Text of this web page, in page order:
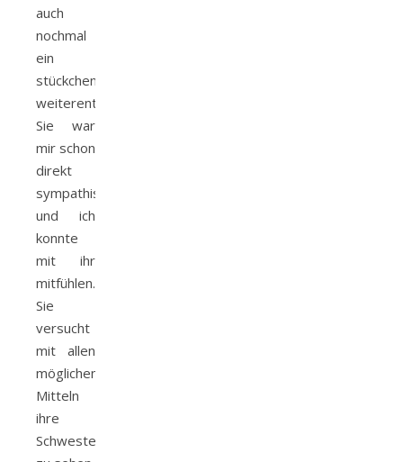
auch
nochmal
ein
stückchen
weiterentwickelt.
Sie war
mir schon
direkt
sympathisch
und ich
konnte
mit ihr
mitfühlen.
Sie
versucht
mit allen
möglichen
Mitteln
ihre
Schwester